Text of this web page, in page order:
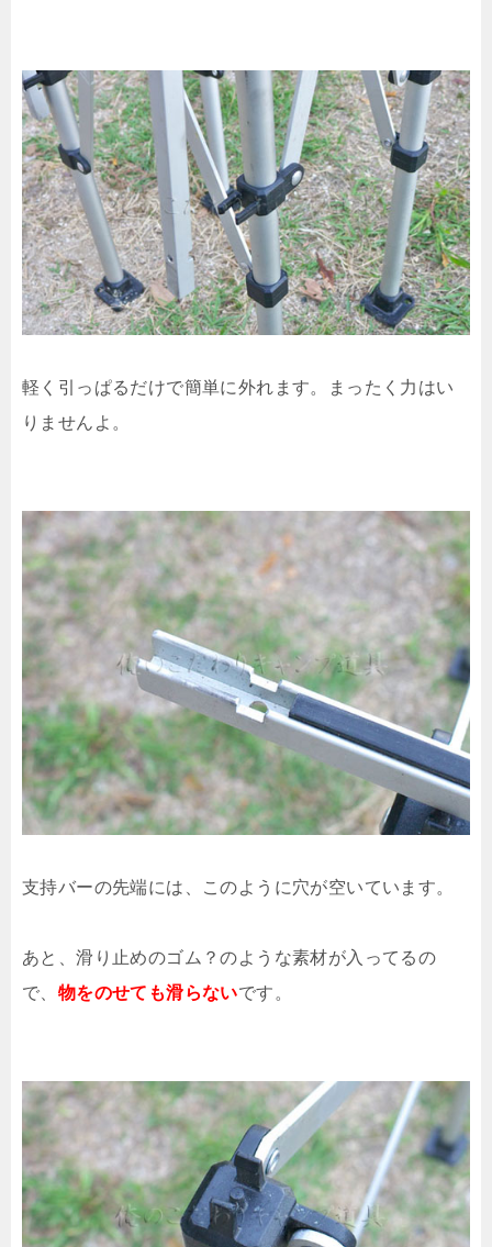
軽く引っぱるだけで簡単に外れます。まったく力はい
りませんよ。
支持バーの先端には、このように穴が空いています。
あと、滑り止めのゴム？のような素材が入ってるの
で、 物をのせても滑らないです。